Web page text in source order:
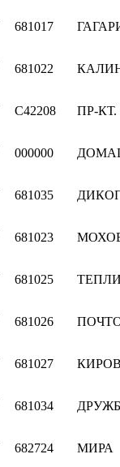
681017
681022
C42208 ПР-
000000
681035
681023
681025
681026
681027
681034
682724 МИРА